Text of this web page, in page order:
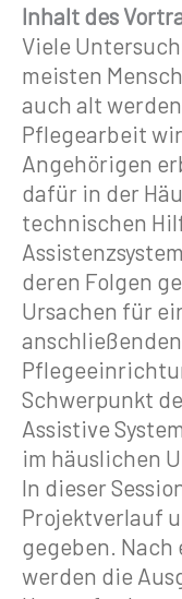
Inhalt des
Viele
meisten
auch alt
Pflegearbeit
Angehörigen
dafür in der
technischen
deren Folgen
Ursachen für
Schwerpunkt
Assistive
im häuslichen
In dieser
Projektverlauf
gegeben.
werden die